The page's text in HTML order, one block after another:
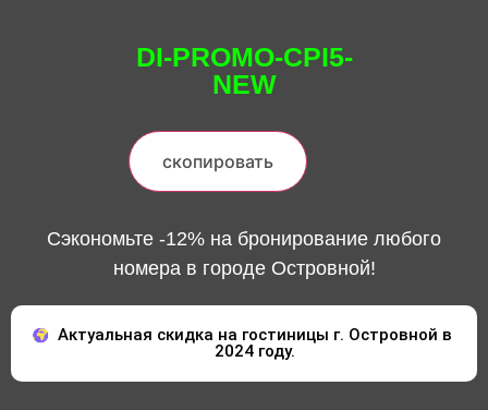
DI-PROMO-CPI5-
NEW
скопировать
Сэкономьте -12% на бронирование любого
номера в городе Островной!
Актуальная скидка на гостиницы г. Островной в
2024 году.